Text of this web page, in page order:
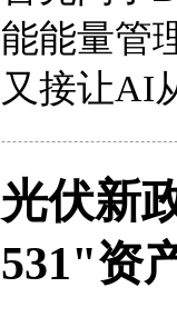
能能量管
又接让AI
光伏新
531"资